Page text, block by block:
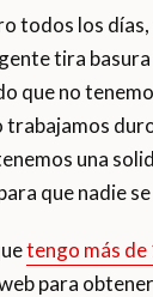
todos los
tira
que no
trabajamos
una
que nadie
tengo más
para